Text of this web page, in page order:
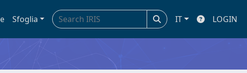
Sfoglia IT LOGIN